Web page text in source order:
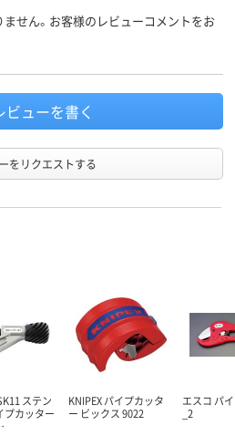
せん。お客様のレビューコメントをお
ビューを書く
をリクエストする
ステン
プカッター
KNIPEX パイプカッタ
ー ビックス 9022
エスコ パ
_2